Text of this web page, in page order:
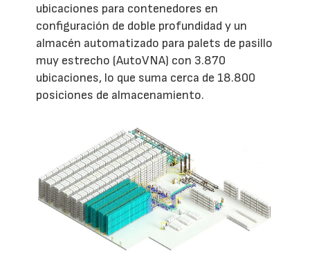
ubicaciones para contenedores en
configuración de doble profundidad y un
almacén automatizado para palets de pasillo
muy estrecho (AutoVNA) con 3.870
ubicaciones, lo que suma cerca de 18.800
posiciones de almacenamiento.